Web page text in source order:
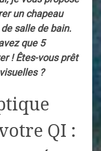
un chapeau
salle de bain.
que 5
! Êtes-vous prêt
?
QI :